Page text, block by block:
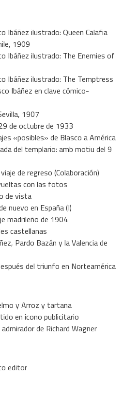
Ibáñez ilustrado: Queen Calafia
1909
Ibáñez ilustrado: The Enemies of
Ibáñez ilustrado: The Temptress
Ibáñez en clave cómico-
1907
de octubre de 1933
«posibles» de Blasco a América
del templario: amb motiu del 9
de regreso (Colaboración)
con las fotos
de vista
nuevo en España (I)
madrileño de 1904
castellanas
Pardo Bazán y la Valencia de
del triunfo en Norteamérica
y Arroz y tartana
en icono publicitario
admirador de Richard Wagner
editor